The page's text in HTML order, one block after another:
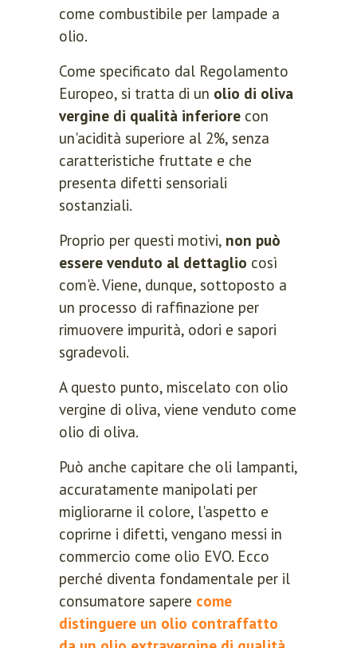
come combustibile per lampade a
olio.
Come specificato dal Regolamento
Europeo, si tratta di un olio di oliva
vergine di qualità inferiore con
un'acidità superiore al 2%, senza
caratteristiche fruttate e che
presenta difetti sensoriali
sostanziali.
Proprio per questi motivi, non può
essere venduto al dettaglio così
com'è. Viene, dunque, sottoposto a
un processo di raffinazione per
rimuovere impurità, odori e sapori
sgradevoli.
A questo punto, miscelato con olio
vergine di oliva, viene venduto come
olio di oliva.
Può anche capitare che oli lampanti,
accuratamente manipolati per
migliorarne il colore, l'aspetto e
coprirne i difetti, vengano messi in
commercio come olio EVO. Ecco
perché diventa fondamentale per il
consumatore sapere come
distinguere un olio contraffatto